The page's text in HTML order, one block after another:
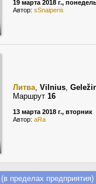
19 марта 2018 г.,
Автор: sSnaiperis
Литва, Vilnius,
Маршрут 16
13 марта 2018 г., вторник
Автор: aRa
пределах предприятия)